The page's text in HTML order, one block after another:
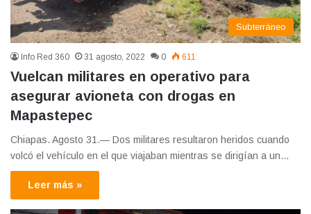
Subterráneo
Info Red 360 31 agosto, 2022 0 611
Vuelcan militares en operativo para
asegurar avioneta con drogas en
Mapastepec
Chiapas. Agosto 31.— Dos militares resultaron heridos cuando
volcó el vehículo en el que viajaban mientras se dirigían a un…
Leer más »